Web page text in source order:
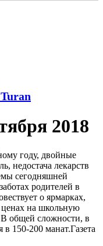
2018
году, двойные
недостача лекарств
сегодняшней
родителей в
о ярмарках,
на школьную
общей сложности, в
150-200 манат.Газета